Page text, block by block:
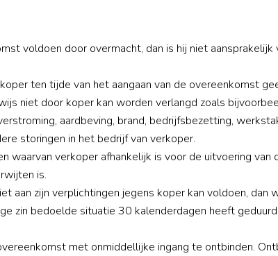
voldoen door overmacht, dan is hij niet
ten tijde van het aangaan van de overeenkomst
niet door koper kan worden verlangd zoals
aardbeving, brand, bedrijfsbezetting,
storingen in het bedrijf van verkoper.
verkoper afhankelijk is voor de uitvoering van
is.
aan zijn verplichtingen jegens koper kan voldoen, dan
zin bedoelde situatie 30 kalenderdagen heeft
met onmiddellijke ingang te ontbinden.